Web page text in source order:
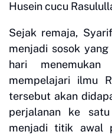
Husein cucu
Sejak remaja,
menjadi sosok
hari
mempelajari ilmu
tersebut akan
perjalanan ke
menjadi titik awal